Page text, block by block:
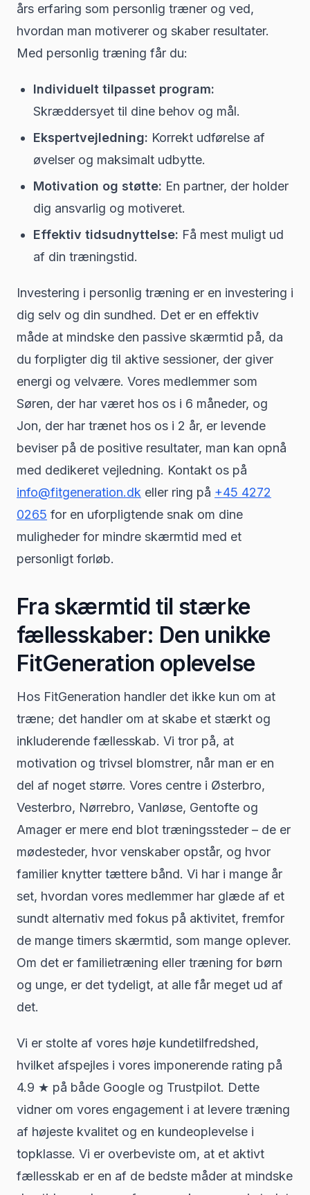
års erfaring som personlig træner og ved,
hvordan man motiverer og skaber resultater.
Med personlig træning får du:
Individuelt tilpasset program:
Skræddersyet til dine behov og mål.
Ekspertvejledning: Korrekt udførelse af
øvelser og maksimalt udbytte.
Motivation og støtte: En partner, der holder
dig ansvarlig og motiveret.
Effektiv tidsudnyttelse: Få mest muligt ud
af din træningstid.
Investering i personlig træning er en investering i
dig selv og din sundhed. Det er en effektiv
måde at mindske den passive skærmtid på, da
du forpligter dig til aktive sessioner, der giver
energi og velvære. Vores medlemmer som
Søren, der har været hos os i 6 måneder, og
Jon, der har trænet hos os i 2 år, er levende
beviser på de positive resultater, man kan opnå
med dedikeret vejledning. Kontakt os på
info@fitgeneration.dk eller ring på +45 4272
0265 for en uforpligtende snak om dine
muligheder for mindre skærmtid med et
personligt forløb.
Fra skærmtid til stærke
fællesskaber: Den unikke
FitGeneration oplevelse
Hos FitGeneration handler det ikke kun om at
træne; det handler om at skabe et stærkt og
inkluderende fællesskab. Vi tror på, at
motivation og trivsel blomstrer, når man er en
del af noget større. Vores centre i Østerbro,
Vesterbro, Nørrebro, Vanløse, Gentofte og
Amager er mere end blot træningssteder – de er
mødesteder, hvor venskaber opstår, og hvor
familier knytter tættere bånd. Vi har i mange år
set, hvordan vores medlemmer har glæde af et
sundt alternativ med fokus på aktivitet, fremfor
de mange timers skærmtid, som mange oplever.
Om det er familietræning eller træning for børn
og unge, er det tydeligt, at alle får meget ud af
det.
Vi er stolte af vores høje kundetilfredshed,
hvilket afspejles i vores imponerende rating på
4.9 ★ på både Google og Trustpilot. Dette
vidner om vores engagement i at levere træning
af højeste kvalitet og en kundeoplevelse i
topklasse. Vi er overbeviste om, at et aktivt
fællesskab er en af de bedste måder at mindske